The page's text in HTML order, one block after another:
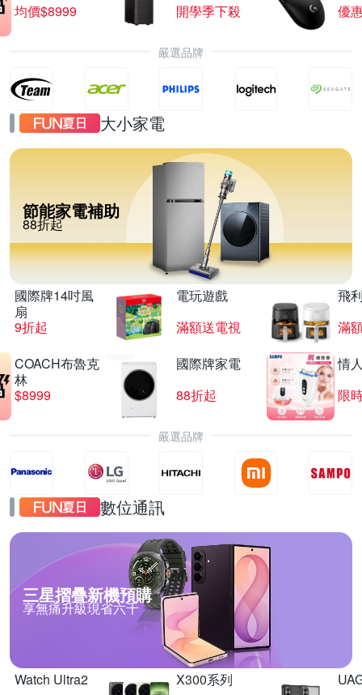
均價$8999
開學季下殺
優
嚴選品牌
大小家電
節能家電補助
88折起
國際牌14吋風
扇
9折起
電玩遊戲
滿額送電視
飛
滿
COACH布魯克
林
$8999
國際牌家電
88折起
情
限
嚴選品牌
數位通訊
三星摺疊新機預購
享無痛升級現省六千
Watch Ultra2
X300系列